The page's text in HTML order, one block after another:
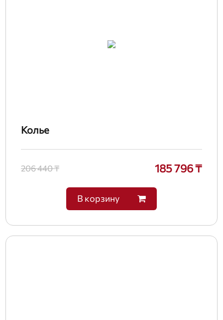
Колье
206 440 ₸ 185 796 ₸
В корзину